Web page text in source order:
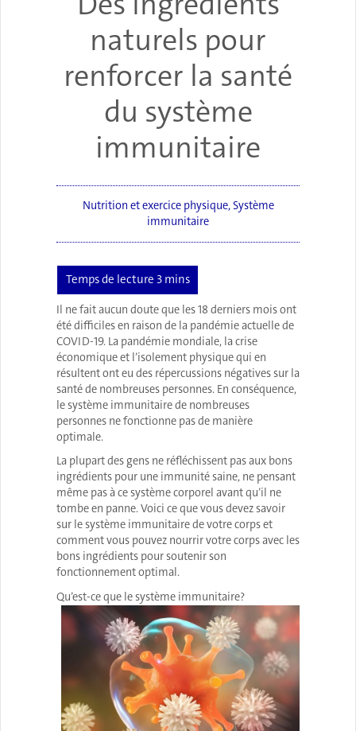
naturels pour
renforcer la santé
du système
immunitaire
Nutrition et exercice physique,Système
immunitaire
Il ne fait aucun doute que les 18 derniers mois ont
été difficiles en raison de la pandémie actuelle de
COVID-19. La pandémie mondiale, la crise
économique et l’isolement physique qui en
résultent ont eu des répercussions négatives sur la
santé de nombreuses personnes. En conséquence,
le système immunitaire de nombreuses
personnes ne fonctionne pas de manière
optimale.
La plupart des gens ne réfléchissent pas aux bons
ingrédients pour une immunité saine, ne pensant
même pas à ce système corporel avant qu’il ne
tombe en panne. Voici ce que vous devez savoir
sur le système immunitaire de votre corps et
comment vous pouvez nourrir votre corps avec les
bons ingrédients pour soutenir son
fonctionnement optimal.
Qu’est-ce que le système immunitaire?